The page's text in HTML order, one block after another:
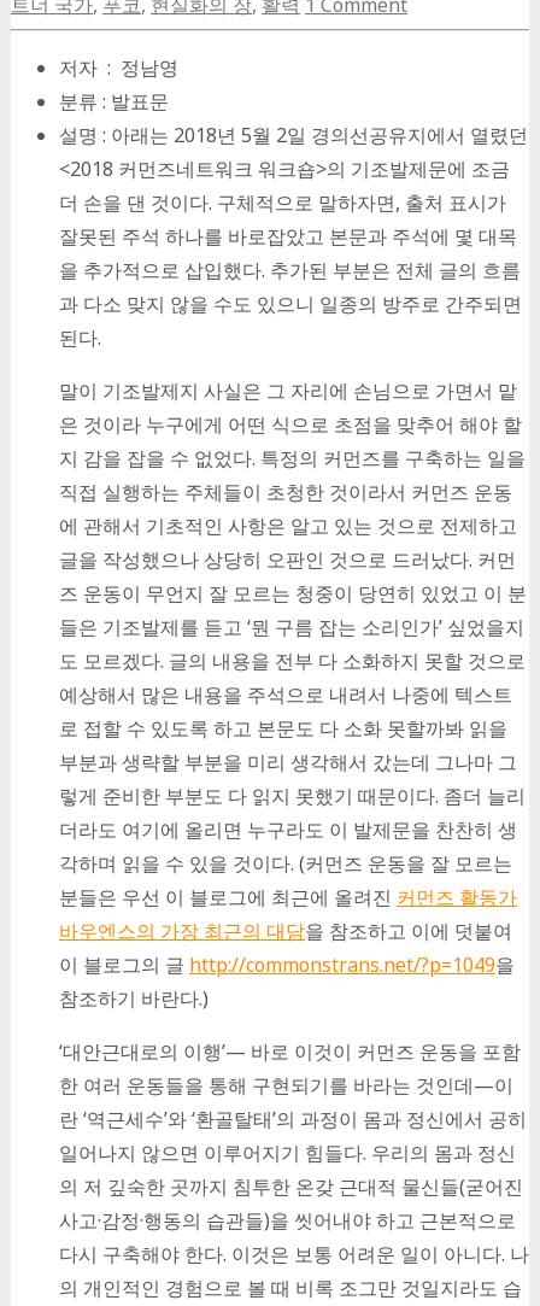
저자 : 정남영
분류 : 발표문
설명 : 아래는 2018년 5월 2일 경의선공유지에서 열렸던
<2018 커먼즈네트워크 워크숍>의 기조발제문에 조금
더 손을 댄 것이다. 구체적으로 말하자면, 출처 표시가
잘못된 주석 하나를 바로잡았고 본문과 주석에 몇 대목
을 추가적으로 삽입했다. 추가된 부분은 전체 글의 흐름
과 다소 맞지 않을 수도 있으니 일종의 방주로 간주되면
된다.
말이 기조발제지 사실은 그 자리에 손님으로 가면서 맡
은 것이라 누구에게 어떤 식으로 초점을 맞추어 해야 할
지 감을 잡을 수 없었다. 특정의 커먼즈를 구축하는 일을
직접 실행하는 주체들이 초청한 것이라서 커먼즈 운동
에 관해서 기초적인 사항은 알고 있는 것으로 전제하고
글을 작성했으나 상당히 오판인 것으로 드러났다. 커먼
즈 운동이 무언지 잘 모르는 청중이 당연히 있었고 이 분
들은 기조발제를 듣고 ‘뭔 구름 잡는 소리인가’ 싶었을지
도 모르겠다. 글의 내용을 전부 다 소화하지 못할 것으로
예상해서 많은 내용을 주석으로 내려서 나중에 텍스트
로 접할 수 있도록 하고 본문도 다 소화 못할까봐 읽을
부분과 생략할 부분을 미리 생각해서 갔는데 그나마 그
렇게 준비한 부분도 다 읽지 못했기 때문이다. 좀더 늘리
더라도 여기에 올리면 누구라도 이 발제문을 찬찬히 생
각하며 읽을 수 있을 것이다. (커먼즈 운동을 잘 모르는
분들은 우선 이 블로그에 최근에 올려진 커먼즈 활동가
바우엔스의 가장 최근의 대담을 참조하고 이에 덧붙여
이 블로그의 글 http://commonstrans.net/?p=1049을
참조하기 바란다.)
‘대안근대로의 이행’— 바로 이것이 커먼즈 운동을 포함
한 여러 운동들을 통해 구현되기를 바라는 것인데—이
란 ‘역근세수’와 ‘환골탈태’의 과정이 몸과 정신에서 공히
일어나지 않으면 이루어지기 힘들다. 우리의 몸과 정신
의 저 깊숙한 곳까지 침투한 온갖 근대적 물신들(굳어진
사고·감정·행동의 습관들)을 씻어내야 하고 근본적으로
다시 구축해야 한다. 이것은 보통 어려운 일이 아니다. 나
의 개인적인 경험으로 볼 때 비록 조그만 것일지라도 습